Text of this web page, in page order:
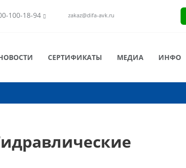
100-18-94 zakaz@difa-avk.ru
СЕРТИФИКАТЫ МЕДИА ИНФО